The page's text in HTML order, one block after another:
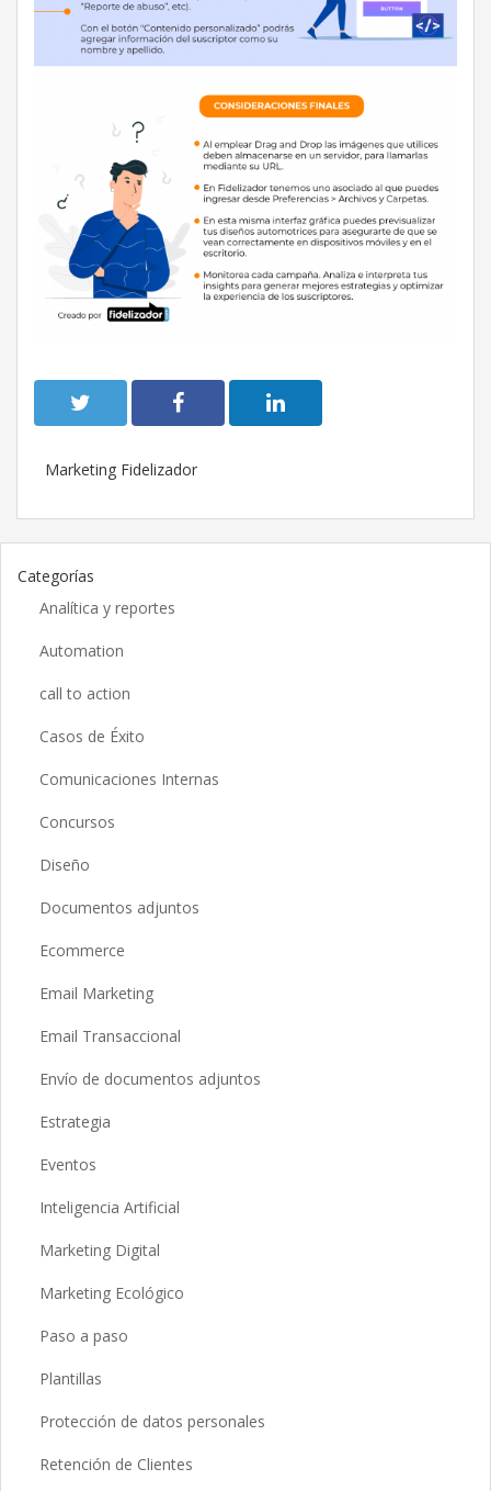
Marketing Fidelizador
Categorías
Analítica y reportes
Automation
call to action
Casos de Éxito
Comunicaciones Internas
Concursos
Diseño
Documentos adjuntos
Ecommerce
Email Marketing
Email Transaccional
Envío de documentos adjuntos
Estrategia
Eventos
Inteligencia Artificial
Marketing Digital
Marketing Ecológico
Paso a paso
Plantillas
Protección de datos personales
Retención de Clientes